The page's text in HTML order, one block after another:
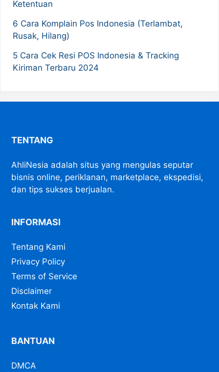
Ketentuan
6 Cara Komplain Pos Indonesia (Terlambat,
Rusak, Hilang)
5 Cara Cek Resi POS Indonesia & Tracking
Kiriman Terbaru 2024
TENTANG
AhliNesia adalah situs yang mengulas seputar
bisnis online, periklanan, marketplace, ekspedisi,
dan tips sukses berjualan.
INFORMASI
Tentang Kami
Privacy Policy
Terms of Service
Disclaimer
Kontak Kami
BANTUAN
DMCA